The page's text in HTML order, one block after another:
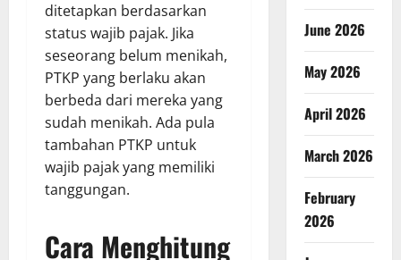
ditetapkan berdasarkan
status wajib pajak. Jika
seseorang belum menikah,
PTKP yang berlaku akan
berbeda dari mereka yang
sudah menikah. Ada pula
tambahan PTKP untuk
wajib pajak yang memiliki
tanggungan.
Cara Menghitung
June 2026
May 2026
April 2026
March 2026
February
2026